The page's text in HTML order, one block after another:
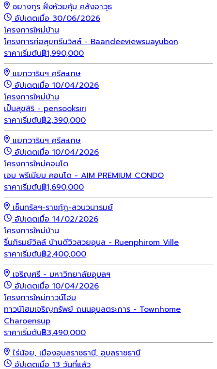
ชยางกูร ฝั่งห้วยคุ้ม คลังอาวุธ
อัปเดตเมื่อ 30/06/2026
โครงการใหม่บ้าน
โครงการก่อสุขกรีนวิลล์ - Baandeeviewsuayubon
ราคาเริ่มต้น฿1,990,000
แยกวารินฯ ศรีสะเกษ
อัปเดตเมื่อ 10/04/2026
โครงการใหม่บ้าน
เป็นสุขสิริ - pensooksiri
ราคาเริ่มต้น฿2,390,000
แยกวารินฯ ศรีสะเกษ
อัปเดตเมื่อ 10/04/2026
โครงการใหม่คอนโด
เอม พรีเมียม คอนโด - AIM PREMIUM CONDO
ราคาเริ่มต้น฿1,690,000
เซ็นทรัลฯ-ราชภัฏ-สวนวนารมย์
อัปเดตเมื่อ 14/02/2026
โครงการใหม่บ้าน
รื่นภิรมย์วิลล์ บ้านดีวิวสวยอุบล - Ruenphirom Ville
ราคาเริ่มต้น฿2,400,000
เจริญศรี - มหาวิทยาลัยอุบลฯ
อัปเดตเมื่อ 10/04/2026
โครงการใหม่ทาวน์โฮม
ทาวน์โฮมเจริญทรัพย์ ถนนอุบลตระการ - Townhome
Charoensup
ราคาเริ่มต้น฿3,490,000
ไร่น้อย, เมืองอุบลราชธานี, อุบลราชธานี
อัปเดตเมื่อ 13 วันที่แล้ว